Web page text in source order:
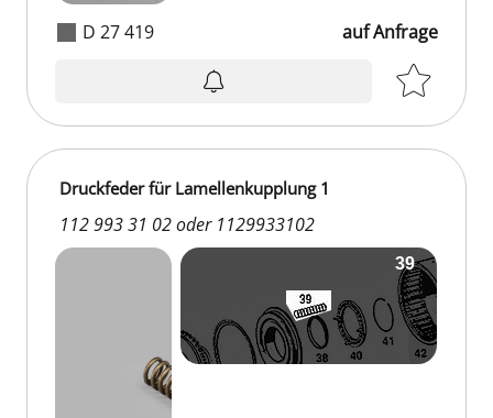
D 27 419 auf Anfrage
Druckfeder für Lamellenkupplung 1
112 993 31 02 oder 1129933102